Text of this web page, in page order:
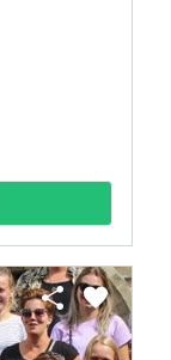
share favorite